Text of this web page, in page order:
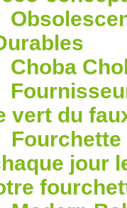
Choba
vert du
jour